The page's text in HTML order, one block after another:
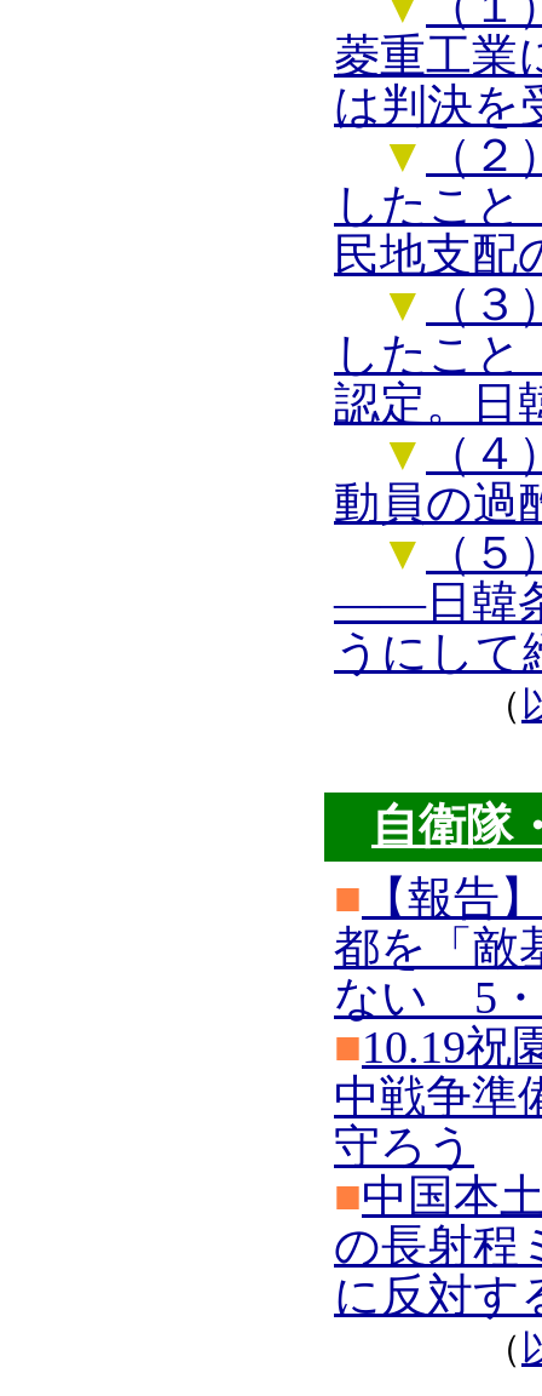
菱重工業
は判決を
▼
（
したこ
民地支配
▼
（
したこ
認定。日
▼
（
動員の過
▼
（
――日韓
うにして
（
自衛隊
■ 【報告
都を「敵
ない 5・
■10.19祝
中戦争準
守ろう
■中国本
の長射程
に反対す
（